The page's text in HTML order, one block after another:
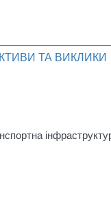
ТА ВИКЛИКИ